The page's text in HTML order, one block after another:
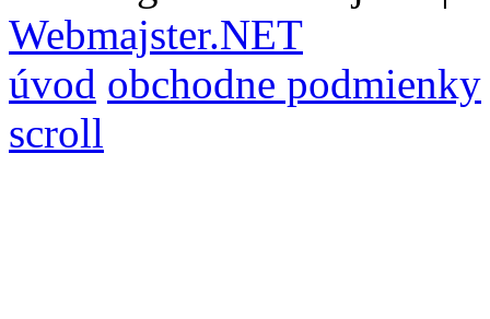
Webmajster.NET
úvod obchodne podmienky
scroll